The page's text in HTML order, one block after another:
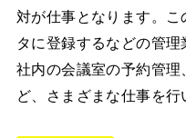
対が仕事となります。
タに登録するなどの管理
社内の会議室の予約管
ど、さまざまな仕事を行